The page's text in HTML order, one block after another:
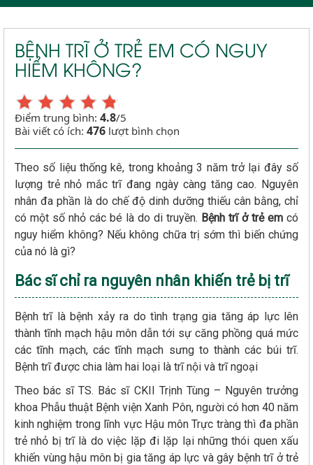
BỆNH TRĨ Ở TRẺ EM CÓ NGUY
HIỂM KHÔNG?
Điểm trung bình: 4.8/5
Bài viết có ích: 476 lượt bình chọn
Theo số liệu thống kê, trong khoảng 3 năm trở lại đây số
lượng trẻ nhỏ mắc trĩ đang ngày càng tăng cao. Nguyên
nhân đa phần là do chế độ dinh dưỡng thiếu cân bằng, chỉ
có một số nhỏ các bé là do di truyền. Bệnh trĩ ở trẻ em có
nguy hiểm không? Nếu không chữa trị sớm thì biến chứng
của nó là gì?
Bác sĩ chỉ ra nguyên nhân khiến trẻ bị trĩ
Bệnh trĩ là bệnh xảy ra do tình trạng gia tăng áp lực lên
thành tĩnh mạch hậu môn dẫn tới sự căng phồng quá mức
các tĩnh mạch, các tĩnh mạch sưng to thành các búi trĩ.
Bệnh trĩ được chia làm hai loại là trĩ nội và trĩ ngoại
Theo bác sĩ TS. Bác sĩ CKII Trịnh Tùng – Nguyên trưởng
khoa Phẫu thuật Bệnh viện Xanh Pôn, người có hơn 40 năm
kinh nghiệm trong lĩnh vực Hậu môn Trực tràng thì đa phần
trẻ nhỏ bị trĩ là do việc lặp đi lặp lại những thói quen xấu
khiến vùng hậu môn bị gia tăng áp lực và gây bệnh trĩ ở trẻ